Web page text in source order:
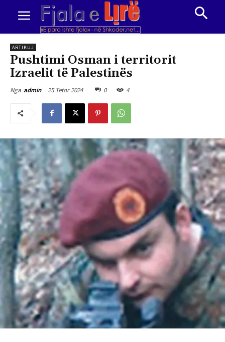
ARTIKUJ
Pushtimi Osman i territorit
Izraelit të Palestinës
Nga admin 25 Tetor 2024 0 4